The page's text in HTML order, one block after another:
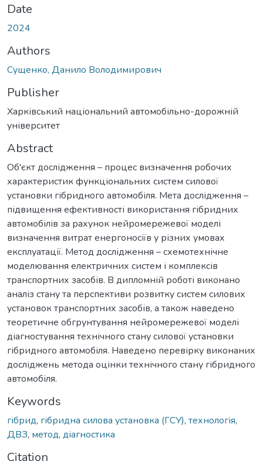
Date
2024
Authors
Сущенко, Данило Володимирович
Publisher
Харківський національний автомобільно-дорожній
університет
Abstract
Об'єкт дослідження – процес визначення робочих
характеристик функціональних систем силової
установки гібридного автомобіля. Мета дослідження –
підвищення ефективності використання гібридних
автомобілів за рахунок нейромережевої моделі
визначення витрат енергоносіїв у різних умовах
експлуатації. Метод дослідження – схемотехнічне
моделювання електричних систем і комплексів
транспортних засобів. В дипломній роботі виконано
аналіз стану та перспективи розвитку систем силових
установок транспортних засобів, а також наведено
теоретичне обгрунтування нейромережевої моделі
діагностування технічного стану силової установки
гібридного автомобіля. Наведено перевірку виконаних
досліджень метода оцінки технічного стану гібридного
автомобіля.
Keywords
гібрид, гібридна силова установка (ГСУ), технологія,
ДВЗ, метод, діагностика
Citation